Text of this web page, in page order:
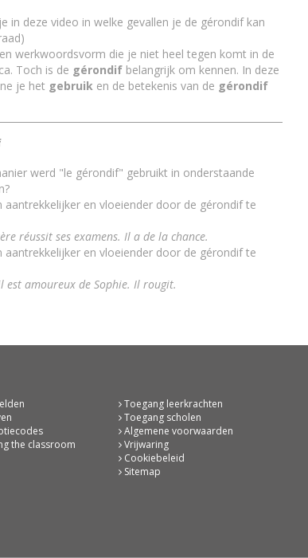
in deze video in welke gevallen je de gérondif kan
werkwoordsvorm die je niet heel tegen komt in de
Toch is de gérondif belangrijk om kennen. In deze
je het gebruik en de betekenis van de gérondif
werd "le gérondif" gebruikt in onderstaande
aantrekkelijker en vloeiender door de gérondif te
réussit ses examens. Il a de la chance.
aantrekkelijker en vloeiender door de gérondif te
est amoureux de Sophie. Il rougit.
the classroom
Toegang leerkrachten
Toegang scholen
Algemene voorwaarden
Vrijwaring
Cookiebeleid
Sitemap